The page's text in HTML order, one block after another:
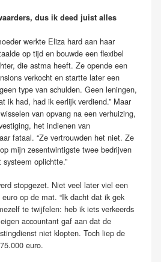
dus ik deed juist alles
werkte Eliza hard aan haar
op tijd en bouwde een flexibel
die astma heeft. Ze opende een
verkocht en startte later een
type van schulden. Geen leningen,
ik had, had ik eerlijk verdiend.” Maar
van opvang na een verhuizing,
het indienen van
fataal. “Ze vertrouwden het niet. Ze
mijn zesentwintigste twee bedrijven
oplichtte.”
stopgezet. Niet veel later viel een
op de mat. “Ik dacht dat ik gek
te twijfelen: heb ik iets verkeerds
accountant gaf aan dat de
niet klopten. Toch liep de
euro.